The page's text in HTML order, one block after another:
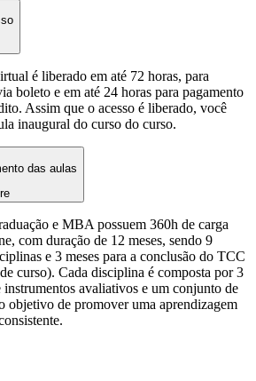
é liberado em até 72 horas, para
boleto e em até 24 horas para pagamento
Assim que o acesso é liberado, você
inaugural do curso do curso.
das aulas
e MBA possuem 360h de carga
com duração de 12 meses, sendo 9
e 3 meses para a conclusão do TCC
curso). Cada disciplina é composta por 3
instrumentos avaliativos e um conjunto de
objetivo de promover uma aprendizagem